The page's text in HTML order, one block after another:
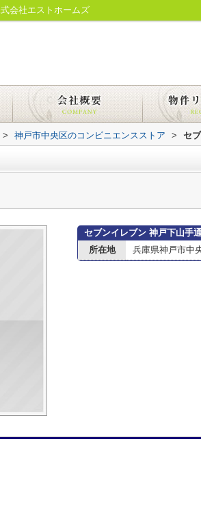
会社エストホームズ
> 神戸市中央区のコンビニエンスストア > セ
セブンイレブン 神戸下山手
所在地
兵庫県神戸市中